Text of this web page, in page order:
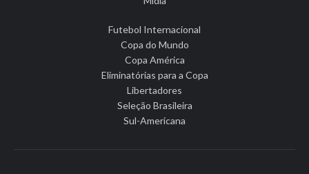
Futebol Internacional
Copa do Mundo
Copa América
Eliminatórias para a Copa
Libertadores
Seleção Brasileira
Sul-Americana